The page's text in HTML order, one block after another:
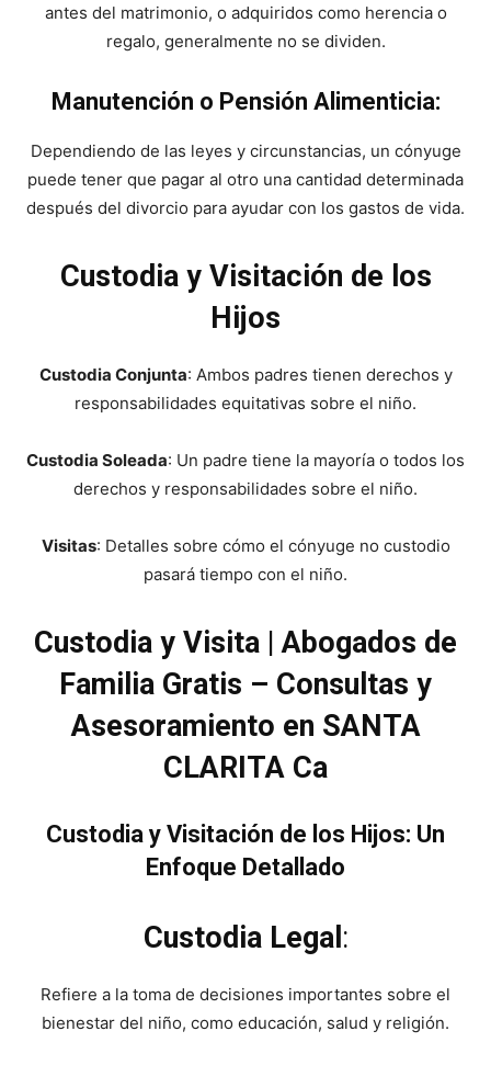
antes del matrimonio, o adquiridos como herencia o
regalo, generalmente no se dividen.
Manutención o Pensión Alimenticia:
Dependiendo de las leyes y circunstancias, un cónyuge
puede tener que pagar al otro una cantidad determinada
después del divorcio para ayudar con los gastos de vida.
Custodia y Visitación de los
Hijos
Custodia Conjunta: Ambos padres tienen derechos y
responsabilidades equitativas sobre el niño.
Custodia Soleada: Un padre tiene la mayoría o todos los
derechos y responsabilidades sobre el niño.
Visitas: Detalles sobre cómo el cónyuge no custodio
pasará tiempo con el niño.
Custodia y Visita | Abogados de
Familia Gratis – Consultas y
Asesoramiento en SANTA
CLARITA Ca
Custodia y Visitación de los Hijos: Un
Enfoque Detallado
Custodia Legal :
Refiere a la toma de decisiones importantes sobre el
bienestar del niño, como educación, salud y religión.